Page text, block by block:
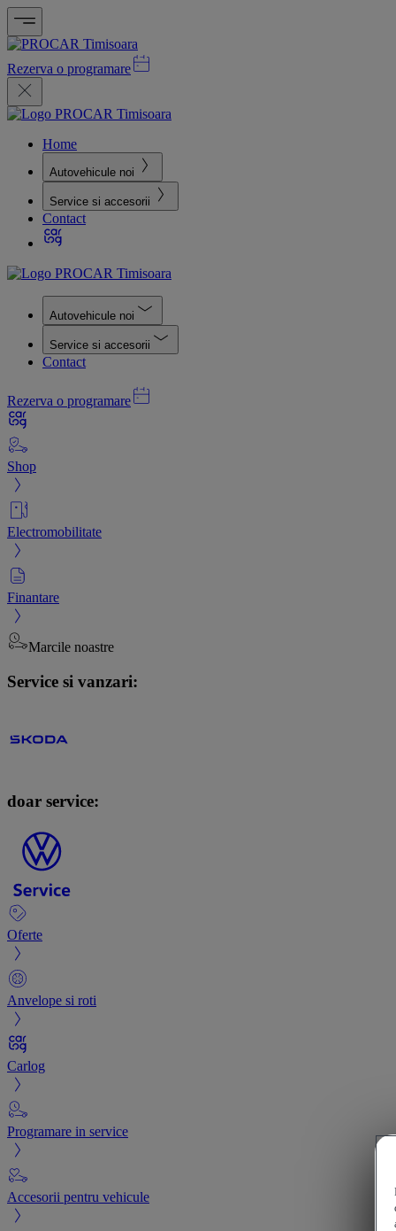
Rezerva o programare
Home
Autovehicule noi
Service si accesorii
Contact
Autovehicule noi
Service si accesorii
Contact
Rezerva o programare
Shop
Electromobilitate
Finantare
Marcile noastre
Service si vanzari:
doar service:
Oferte
Anvelope si roti
Carlog
Programare in service
Accesorii pentru vehicule